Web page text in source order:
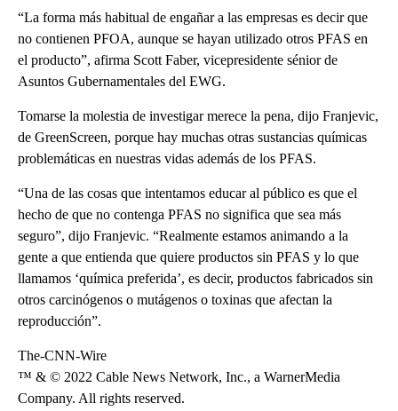
“La forma más habitual de engañar a las empresas es decir que
no contienen PFOA, aunque se hayan utilizado otros PFAS en
el producto”, afirma Scott Faber, vicepresidente sénior de
Asuntos Gubernamentales del EWG.
Tomarse la molestia de investigar merece la pena, dijo Franjevic,
de GreenScreen, porque hay muchas otras sustancias químicas
problemáticas en nuestras vidas además de los PFAS.
“Una de las cosas que intentamos educar al público es que el
hecho de que no contenga PFAS no significa que sea más
seguro”, dijo Franjevic. “Realmente estamos animando a la
gente a que entienda que quiere productos sin PFAS y lo que
llamamos ‘química preferida’, es decir, productos fabricados sin
otros carcinógenos o mutágenos o toxinas que afectan la
reproducción”.
The-CNN-Wire
™ & © 2022 Cable News Network, Inc., a WarnerMedia
Company. All rights reserved.